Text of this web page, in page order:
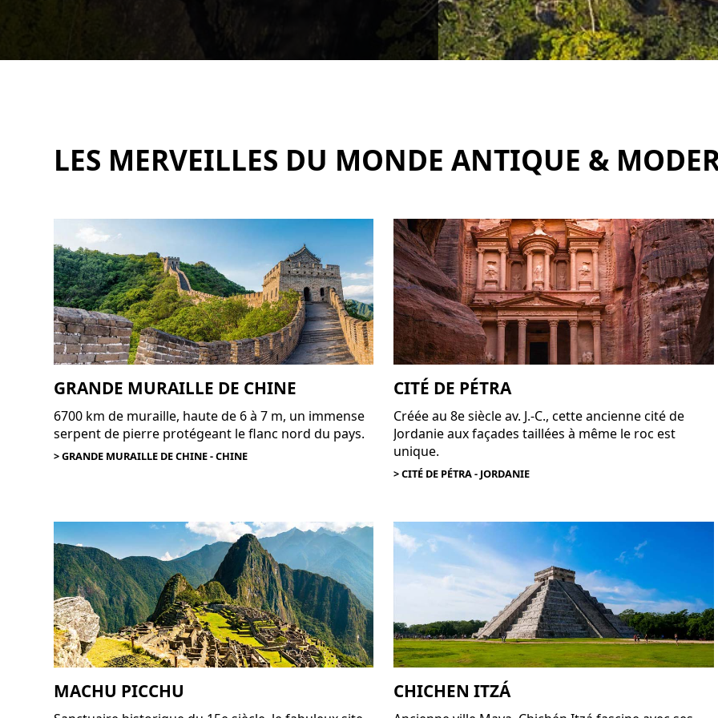
LES MERVEILLES DU MONDE ANTIQUE &
GRANDE MURAILLE DE CHINE
6700 km de muraille, haute de 6 à 7 m, un immense
serpent de pierre protégeant le flanc nord du pays.
> GRANDE MURAILLE DE CHINE - CHINE
CITÉ DE PÉTRA
Créée au 8e siècle av. J.-C., cette ancienne cité de
Jordanie aux façades taillées à même le roc est
unique.
> CITÉ DE PÉTRA - JORDANIE
MACHU PICCHU CHICHEN ITZÁ